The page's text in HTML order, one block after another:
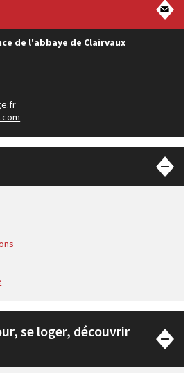
de l'abbaye de Clairvaux
se loger, découvrir